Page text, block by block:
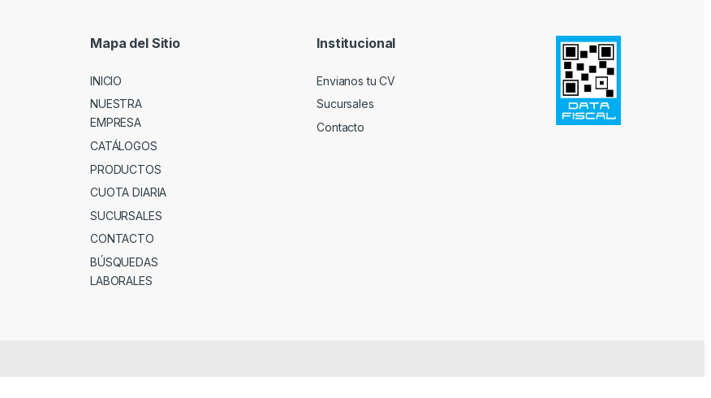
Mapa del Sitio
INICIO
NUESTRA
EMPRESA
CATÁLOGOS
PRODUCTOS
CUOTA DIARIA
SUCURSALES
CONTACTO
BÚSQUEDAS
LABORALES
Institucional
Envianos tu CV
Sucursales
Contacto